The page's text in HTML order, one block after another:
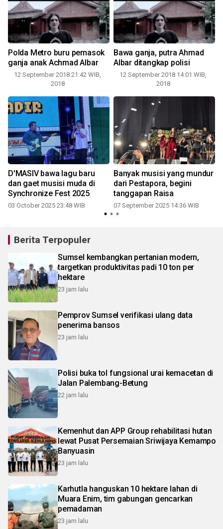
Polda Metro buru pemasok
ganja anak Achmad Albar
12 September 2018 21:42 WIB,
2018
Bawa ganja, putra Ahmad
Albar ditangkap polisi
12 September 2018 14:01 WIB,
2018
D'MASIV bawa lagu baru
dan gaet musisi muda di
Synchronize Fest 2025
03 October 2025 23:48 WIB
Banyak musisi yang mundur
dari Pestapora, begini
tanggapan Raisa
07 September 2025 14:36 WIB
Berita Terpopuler
Sumsel kembangkan pertanian modern,
targetkan produktivitas padi 10 ton per
hektare
23 jam lalu
Pemprov Sumsel verifikasi ulang data
penerima bansos
23 jam lalu
Polisi buka tol fungsional urai kemacetan di
Jalan Palembang-Betung
22 jam lalu
Kemenhut dan APP Group rehabilitasi hutan
lewat Pusat Persemaian Sriwijaya Kemampo
Banyuasin
23 jam lalu
Karhutla hanguskan 10 hektare lahan di
Muara Enim, tim gabungan gencarkan
pemadaman
23 jam lalu